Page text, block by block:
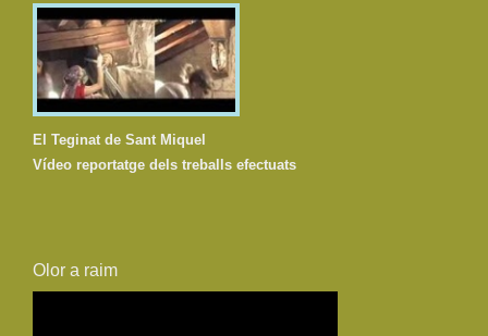
El Teginat de Sant Miquel
Vídeo reportatge dels treballs efectuats
Olor a raim